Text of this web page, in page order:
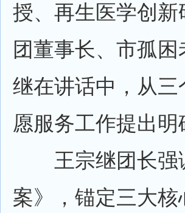
授、再生医学创
团董事长、市孤
继在讲话中，从
愿服务工作提出明
王宗继团长强
案》，锚定三大